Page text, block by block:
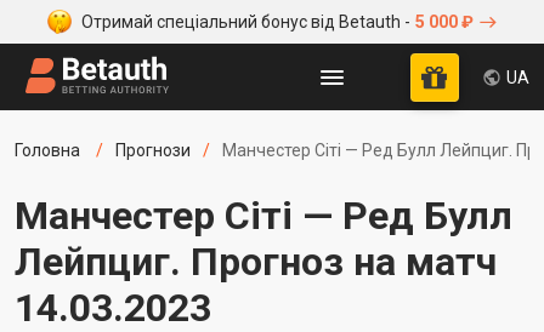
Отримай спеціальний бонус від Betauth - 5 000 ₽
UA
Головна Прогнози Манчестер Сіті — Ред Булл Лейпциг.
Манчестер Сіті — Ред Булл
Лейпциг. Прогноз на матч
14.03.2023